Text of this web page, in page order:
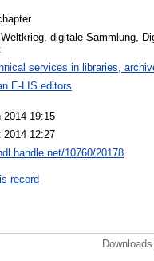
digitale Sammlung,
services in libraries,
E-LIS editors
2014 19:15
2014 12:27
10760/20178
record